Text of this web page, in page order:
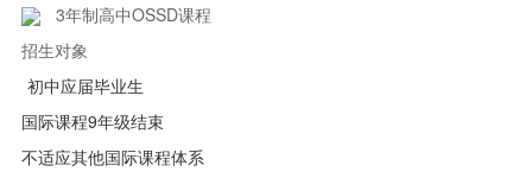
3年制高中OSSD课程
招生对象
初中应届毕业生
国际课程9年级结束
不适应其他国际课程体系